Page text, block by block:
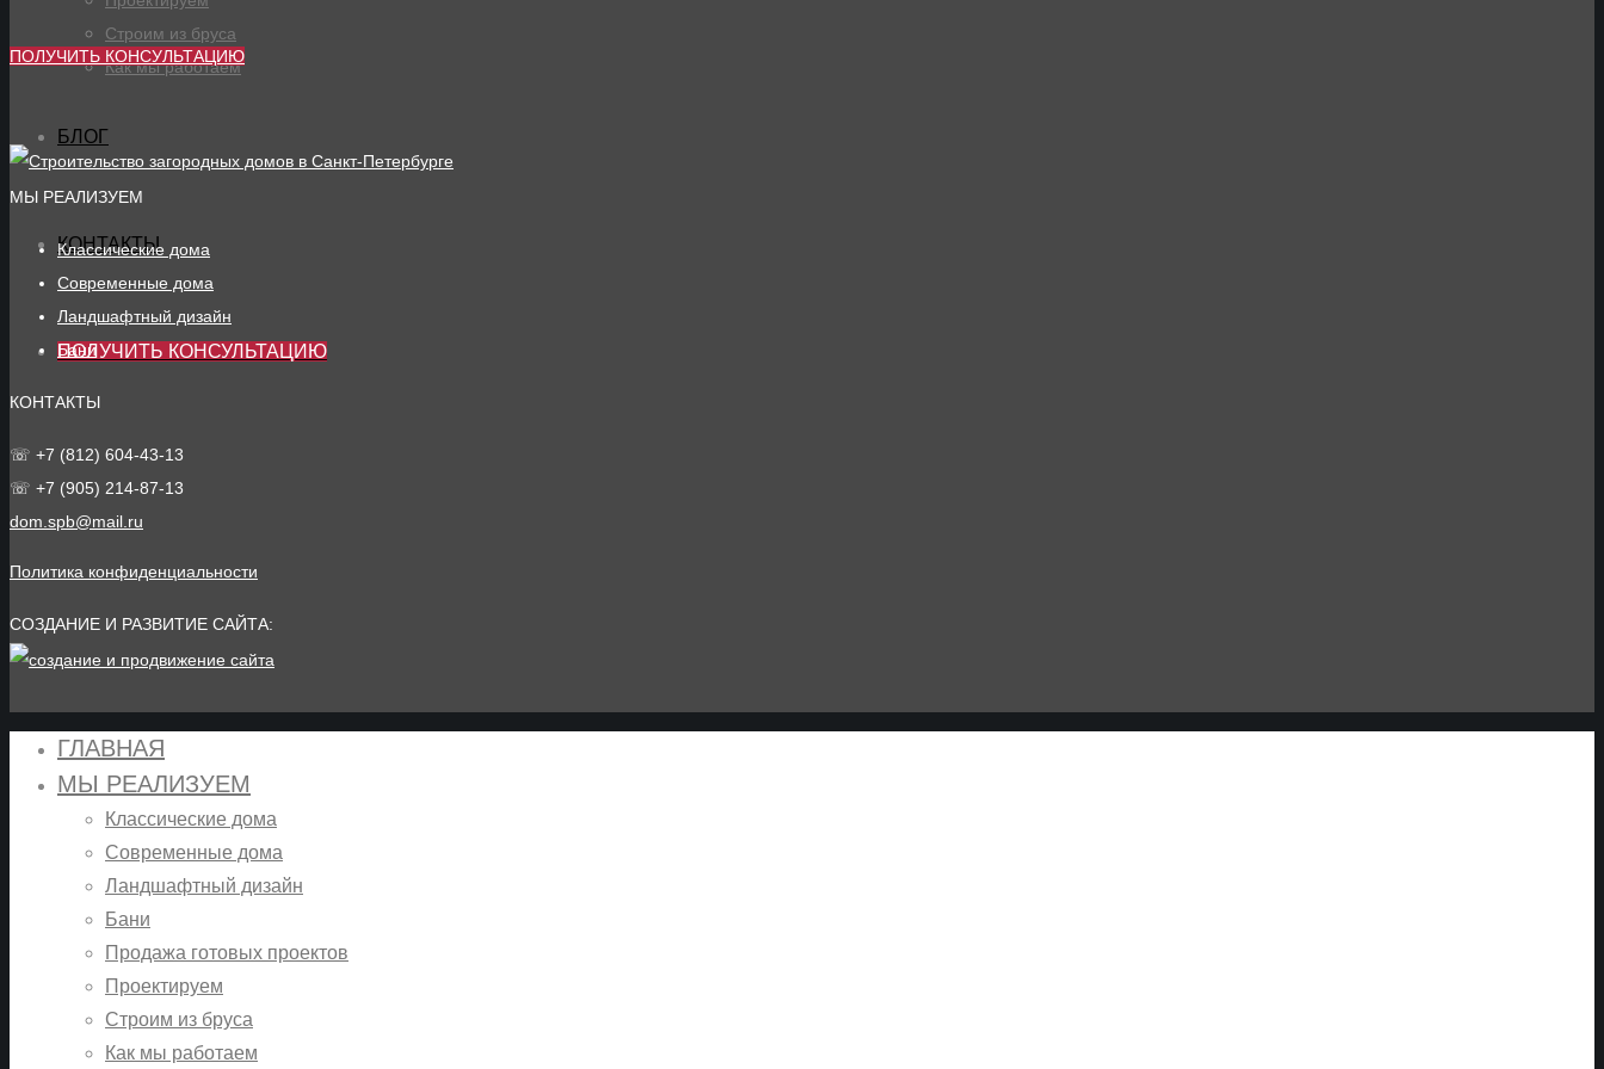
Строим из бруса
Как мы работаем
БЛОГ
КОНТАКТЫ
ПОЛУЧИТЬ КОНСУЛЬТАЦИЮ
ПОЛУЧИТЬ КОНСУЛЬТАЦИЮ
МЫ РЕАЛИЗУЕМ
Классические дома
Современные дома
Ландшафтный дизайн
Бани
КОНТАКТЫ
☏ +7 (812) 604-43-13
☏ +7 (905) 214-87-13
dom.spb@mail.ru
Политика конфиденциальности
СОЗДАНИЕ И РАЗВИТИЕ САЙТА:
ГЛАВНАЯ
МЫ РЕАЛИЗУЕМ
Классические дома
Современные дома
Ландшафтный дизайн
Бани
Продажа готовых проектов
Проектируем
Строим из бруса
Как мы работаем